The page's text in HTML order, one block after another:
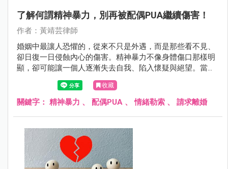
了解何謂精神暴力，別再被配偶PUA繼續傷害！
作者：黃靖芸律師
婚姻中最讓人恐懼的，從來不只是外遇，而是那些看不見、
卻日復一日侵蝕內心的傷害。精神暴力不像身體傷口那樣明
顯，卻可能讓一個人逐漸失去自我、陷入懷疑與絕望。當愛
變成控制、關心變成貶低，關係就已經悄悄變質。
收藏
關鍵字： 精神暴力 、 配偶PUA 、情緒勒索 、 請求離婚